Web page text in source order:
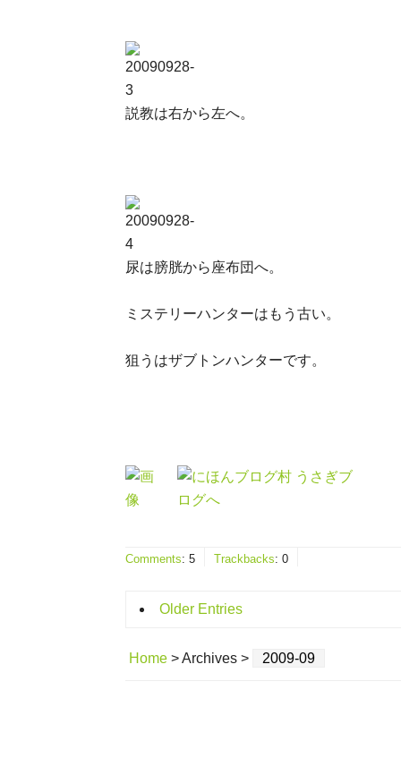
説教は右から左へ。
尿は膀胱から座布団へ。
ミステリーハンターはもう古い。
狙うはザブトンハンターです。
Comments: 5 Trackbacks: 0
Older Entries
Home > Archives > 2009-09